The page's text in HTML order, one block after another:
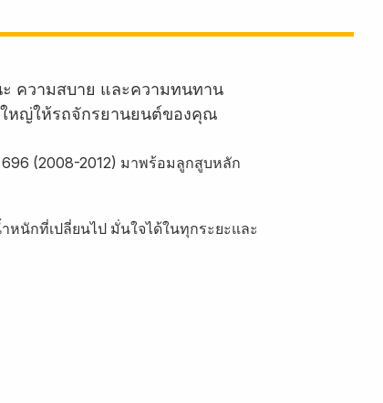
ความสบาย และความทนทาน
ใหญ่ให้รถจักรยานยนต์ของคุณ
696 (2008-2012) มาพร้อมลูกสูบหลัก
นักที่เปลี่ยนไป มั่นใจได้ในทุกระยะและ